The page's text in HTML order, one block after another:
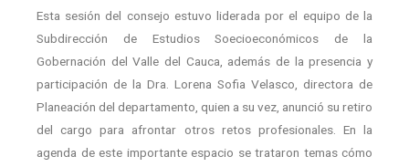
Esta sesión del consejo estuvo liderada por el equipo de la
Subdirección de Estudios Soecioeconómicos de la
Gobernación del Valle del Cauca, además de la presencia y
participación de la Dra. Lorena Sofia Velasco, directora de
Planeación del departamento, quien a su vez, anunció su retiro
del cargo para afrontar otros retos profesionales. En la
agenda de este importante espacio se trataron temas cómo